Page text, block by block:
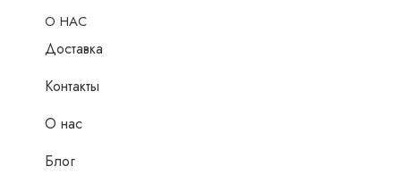
О НАС
Доставка
Контакты
О нас
Блог